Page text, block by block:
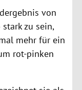
von
zu sein,
mehr für ein
rot-pinken